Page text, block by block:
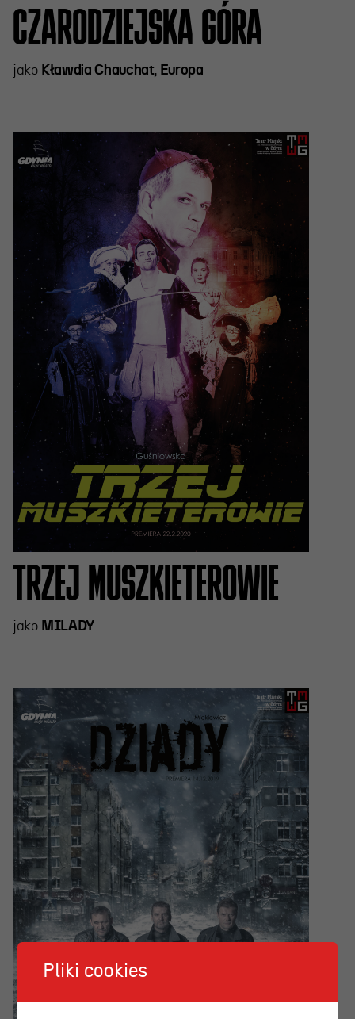
CZARODZIEJSKA GÓRA
jako Kławdia Chauchat, Europa
TRZEJ MUSZKIETEROWIE
jako MILADY
Pliki cookies